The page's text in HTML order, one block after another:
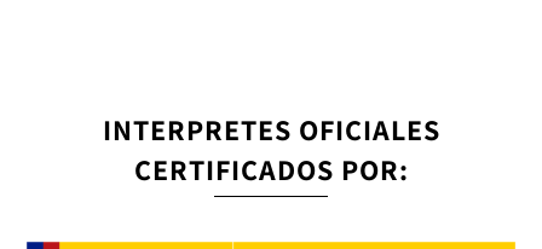
INTERPRETES OFICIALES
CERTIFICADOS POR: